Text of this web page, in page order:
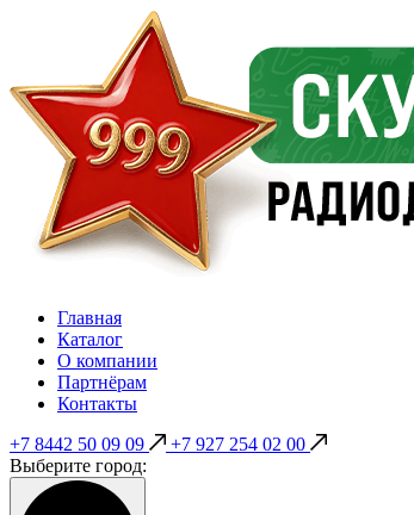
Главная
Каталог
О компании
Партнёрам
Контакты
+7 8442 50 09 09
+7 927 254 02 00
Выберите город: